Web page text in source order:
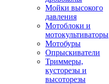
Мойки высокого
давления
Мотоблоки и
мотокультиваторы
Мотобуры
Опрыскиватели
Триммеры,
кусторезы и
высоторезы